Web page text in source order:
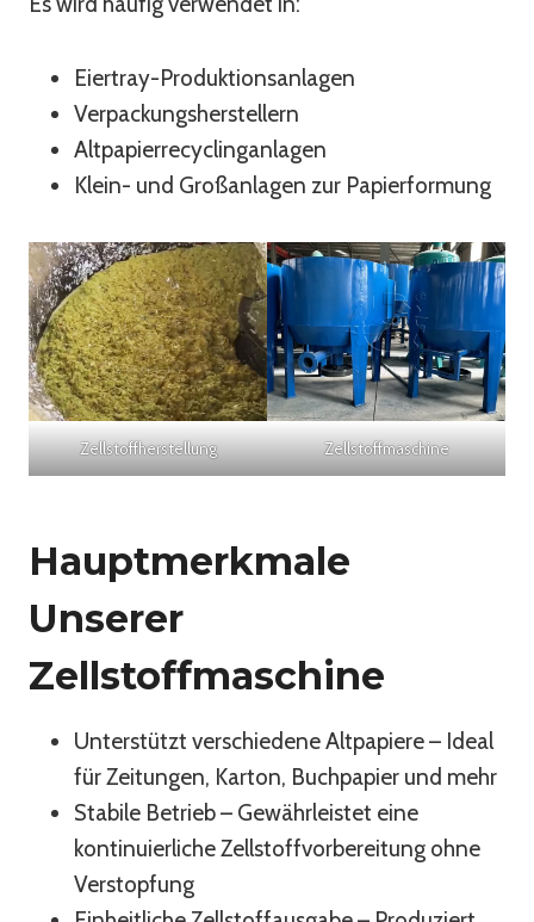
Eiertray-Produktionsanlagen
Verpackungsherstellern
Altpapierrecyclinganlagen
Klein- und Großanlagen zur Papierformung
Zellstoffherstellung Zellstoffmaschine
Hauptmerkmale
Unserer
Zellstoffmaschine
Unterstützt verschiedene Altpapiere – Ideal
für Zeitungen, Karton, Buchpapier und mehr
Stabile Betrieb – Gewährleistet eine
kontinuierliche Zellstoffvorbereitung ohne
Verstopfung